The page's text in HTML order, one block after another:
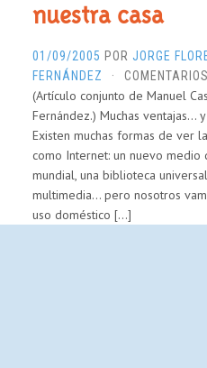
nuestra casa
01/09/2005 POR JORGE
FERNÁNDEZ
·
(Artículo conjunto de Manuel
Fernández.) Muchas ventajas…
Existen muchas formas de ver
como Internet: un nuevo medio
mundial, una biblioteca
multimedia… pero nosotros
uso doméstico […]